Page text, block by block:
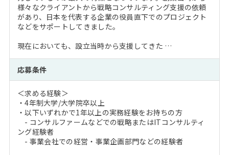
様々なクライアントから戦略コンサルティング支援の依頼
があり、日本を代表する企業の役員直下でのプロジェクト
などをサポートしてきました。
現在においても、設立当時から支援してきた …
応募条件
＜求める経験＞
・4年制大学/大学院卒以上
・以下いずれかで1年以上の実務経験をお持ちの方
- コンサルファームなどでの戦略またはITコンサルティ
ング経験者
- 事業会社での経営・事業企画部門などの経験者